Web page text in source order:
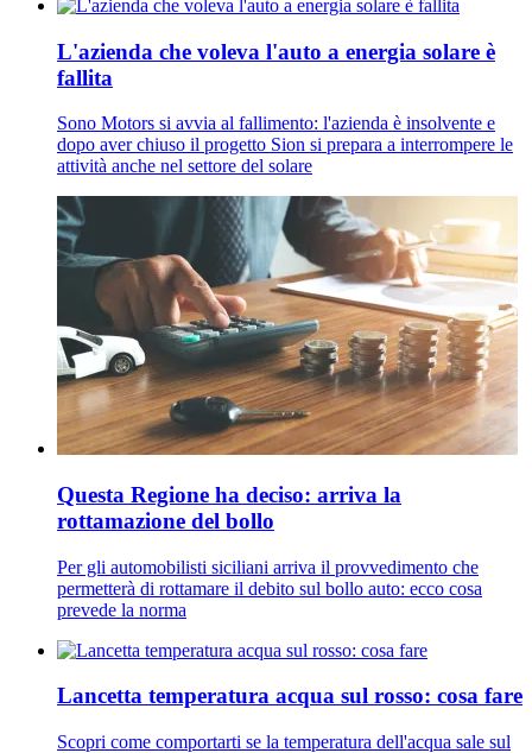
L'azienda che voleva l'auto a energia solare è
fallita
Sono Motors si avvia al fallimento: l'azienda è insolvente e
dopo aver chiuso il progetto Sion si prepara a interrompere le
attività anche nel settore del solare
Questa Regione ha deciso: arriva la
rottamazione del bollo
Per gli automobilisti siciliani arriva il provvedimento che
permetterà di rottamare il debito sul bollo auto: ecco cosa
prevede la norma
Lancetta temperatura acqua sul rosso: cosa fare
Scopri come comportarti se la temperatura dell'acqua sale sul